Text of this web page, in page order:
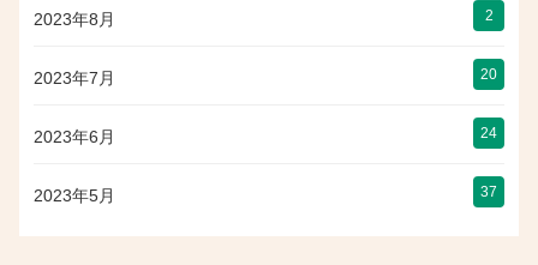
2023年8月 2
2023年7月 20
2023年6月 24
2023年5月 37